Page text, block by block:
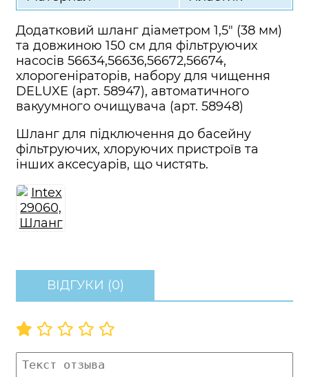
Додатковий шланг діаметром 1,5" (38 мм)
та довжиною 150 см для фільтруючих
насосів 56634,56636,56672,56674,
хлорогеніраторів, набору для чищення
DELUXE (арт. 58947), автоматичного
вакуумного очищувача (арт. 58948)
Шланг для підключення до басейну
фільтруючих, хлоруючих пристроїв та
інших аксесуарів, що чистять.
ВІДГУКИ (0)